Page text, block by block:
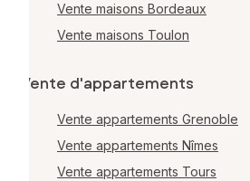
Vente maisons Bordeaux
Vente maisons Toulon
Vente d'appartements
Vente appartements Grenoble
Vente appartements Nîmes
Vente appartements Tours